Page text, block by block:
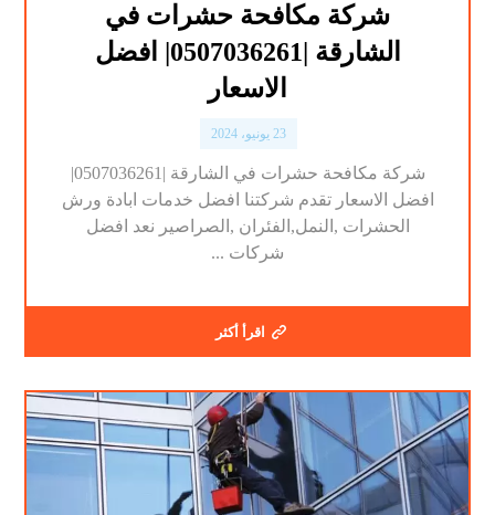
شركة مكافحة حشرات في
الشارقة |0507036261| افضل
الاسعار
23 يونيو، 2024
شركة مكافحة حشرات في الشارقة |0507036261|
افضل الاسعار تقدم شركتنا افضل خدمات ابادة ورش
الحشرات ,النمل,الفئران ,الصراصير نعد افضل
شركات ...
اقرأ أكثر